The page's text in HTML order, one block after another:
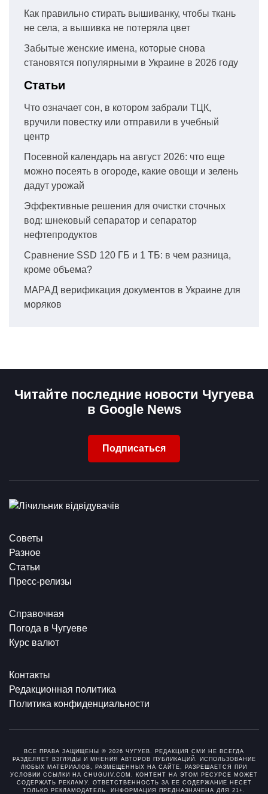
Как правильно стирать вышиванку, чтобы ткань
не села, а вышивка не потеряла цвет
Забытые женские имена, которые снова
становятся популярными в Украине в 2026 году
Статьи
Что означает сон, в котором забрали ТЦК,
вручили повестку или отправили в учебный
центр
Посевной календарь на август 2026: что еще
можно посеять в огороде, какие овощи и зелень
дадут урожай
Эффективные решения для очистки сточных
вод: шнековый сепаратор и сепаратор
нефтепродуктов
Сравнение SSD 120 ГБ и 1 ТБ: в чем разница,
кроме объема?
МАРАД верификация документов в Украине для
моряков
Читайте последние новости Чугуева
в Google News
Подписаться
Советы
Разное
Статьи
Пресс-релизы
Справочная
Погода в Чугуеве
Курс валют
Контакты
Редакционная политика
Политика конфиденциальности
ВСЕ ПРАВА ЗАЩИЩЕНЫ © 2026 ЧУГУЕВ. РЕДАКЦИЯ СМИ НЕ ВСЕГДА
РАЗДЕЛЯЕТ ВЗГЛЯДЫ И МНЕНИЯ АВТОРОВ ПУБЛИКАЦИЙ. ИСПОЛЬЗОВАНИЕ
ЛЮБЫХ МАТЕРИАЛОВ, РАЗМЕЩЕННЫХ НА САЙТЕ, РАЗРЕШАЕТСЯ ПРИ
УСЛОВИИ ССЫЛКИ НА CHUGUIV.COM. КОНТЕНТ НА ЭТОМ РЕСУРСЕ МОЖЕТ
СОДЕРЖАТЬ РЕКЛАМУ. ОТВЕТСТВЕННОСТЬ ЗА ЕЕ СОДЕРЖАНИЕ НЕСЕТ
ТОЛЬКО РЕКЛАМОДАТЕЛЬ. ИНФОРМАЦИЯ ПРЕДНАЗНАЧЕНА ДЛЯ 21+.